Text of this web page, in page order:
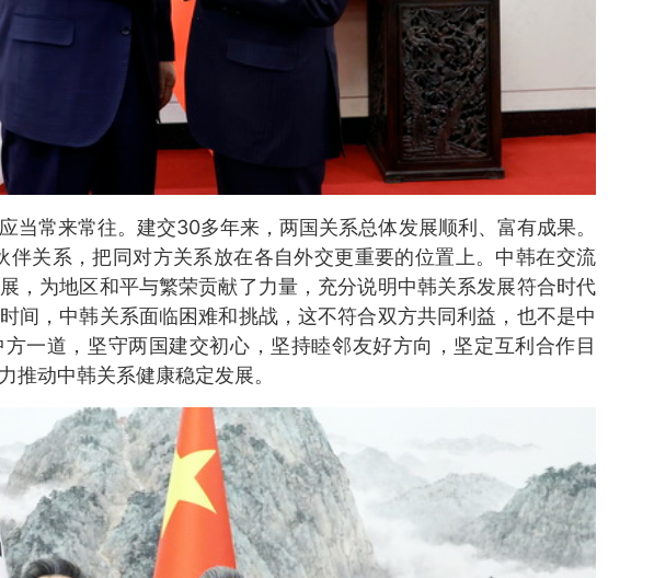
当常来常往。建交30多年来，两国关系总体发展顺利、富有成果。
关系，把同对方关系放在各自外交更重要的位置上。中韩在交流
，为地区和平与繁荣贡献了力量，充分说明中韩关系发展符合时代
间，中韩关系面临困难和挑战，这不符合双方共同利益，也不是中
一道，坚守两国建交初心，坚持睦邻友好方向，坚定互利合作目
推动中韩关系健康稳定发展。